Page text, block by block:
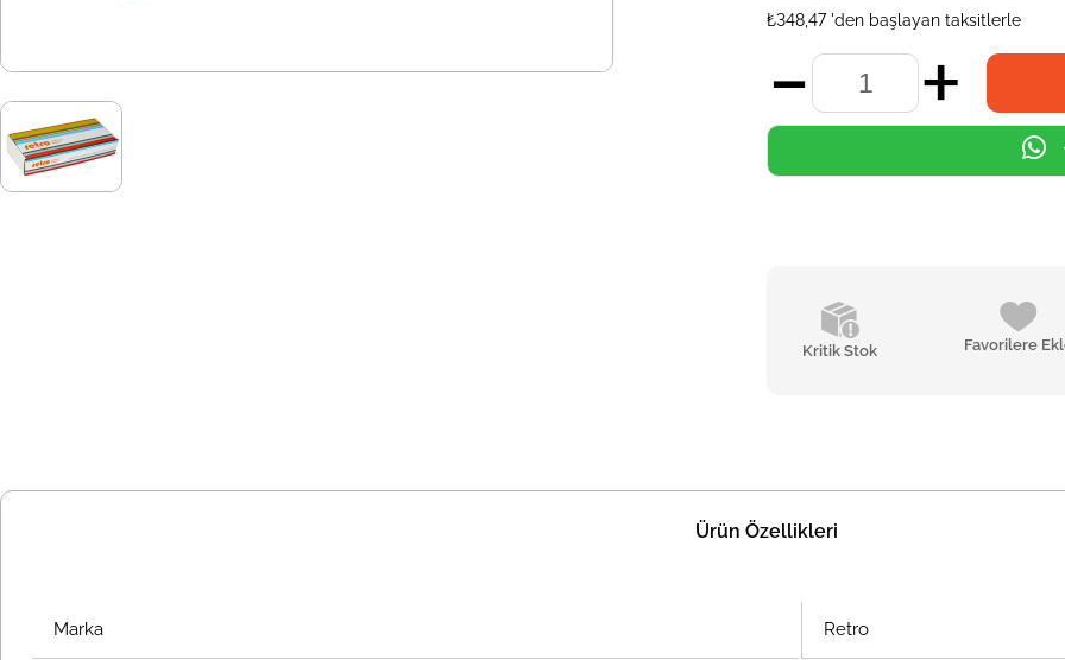
₺348,47 'den başlayan taksitlerle
Kritik Stok Favorilere
Ürün Özellikleri
Marka Retro